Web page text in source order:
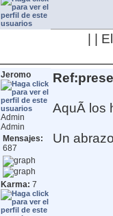
| |
Jeromo
Admin
Admin
Mensajes:
687
Karma: 7
AquÃ­ los
Un